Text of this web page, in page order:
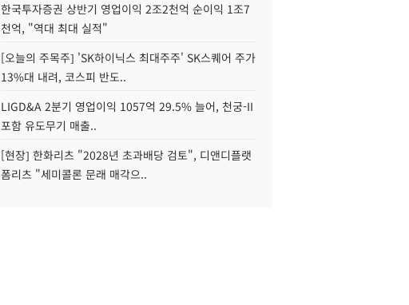
한국투자증권 상반기 영업이익 2조2천억 순이익 1조7
천억, "역대 최대 실적"
[오늘의 주목주] 'SK하이닉스 최대주주' SK스퀘어 주가
13%대 내려, 코스피 반도..
LIGD&A 2분기 영업이익 1057억 29.5% 늘어, 천궁-II
포함 유도무기 매출..
[현장] 한화리츠 "2028년 초과배당 검토", 디앤디플랫
폼리츠 "세미콜론 문래 매각으..